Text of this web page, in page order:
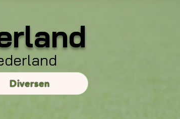
Diversen